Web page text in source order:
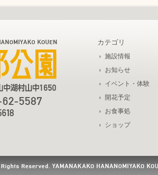
カテゴリ
施設情報
お知らせ
イベント・体験
開花予定
お食事処
ショップ